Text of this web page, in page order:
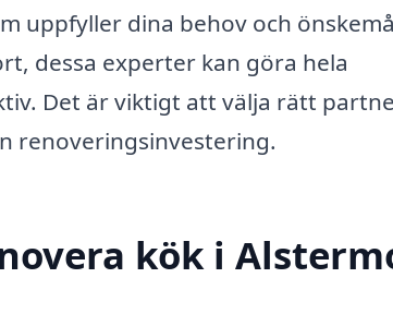
uppfyller dina behov och
dessa experter kan göra hela
Det är viktigt att välja rätt
renoveringsinvestering.
kök i